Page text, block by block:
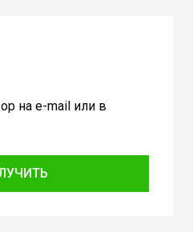
на e-mail или в